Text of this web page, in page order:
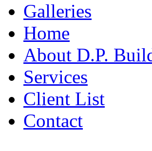
Galleries
Home
About D.P.
Services
Client List
Contact